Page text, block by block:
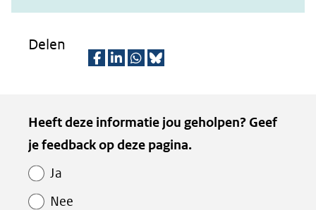
Delen
l
e
l
e
l
e
z
e
Kopie
van
Paginawaardering
Heeft deze informatie jou geholpen? Geef
je feedback op deze pagina.
Ja
Nee